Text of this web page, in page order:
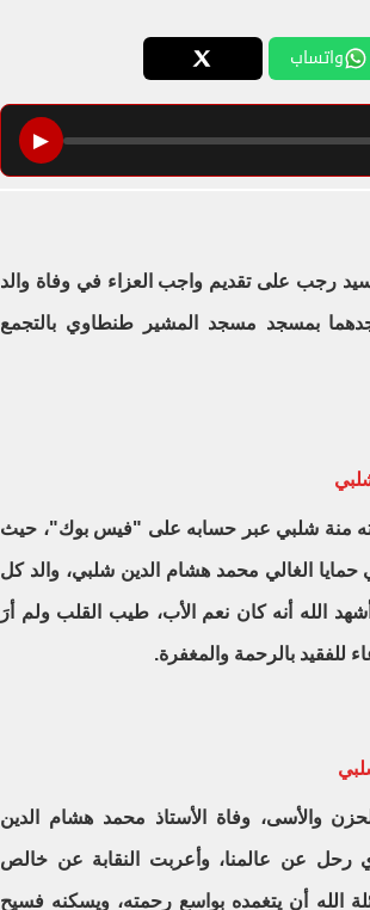
واتساب
▶
سيد رجب على تقديم واجب العزاء في وفاة والد
بمسجد مسجد المشير طنطاوي بالتجمع
منة شلبي عبر حسابه على "فيس بوك"، حيث
حمايا الغالي محمد هشام الدين شلبي، والد كل
الله أنه كان نعم الأب، طيب القلب ولم أرَ
للفقيد بالرحمة والمغفرة.
والأسى، وفاة الأستاذ محمد هشام الدين
رحل عن عالمنا، وأعربت النقابة عن خالص
الله أن يتغمده بواسع رحمته، ويسكنه فسيح